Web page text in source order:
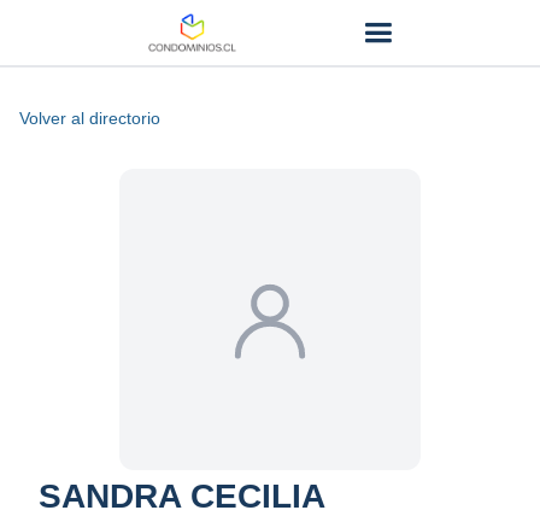
Volver al directorio
SANDRA CECILIA